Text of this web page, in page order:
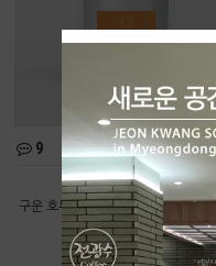
9
딥너티 [중배전]
구운 호두, 카카오닙스, 다크초콜릿,
운 슈가
9,550원